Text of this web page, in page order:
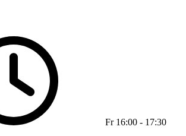
Fr 16:00 - 17:30